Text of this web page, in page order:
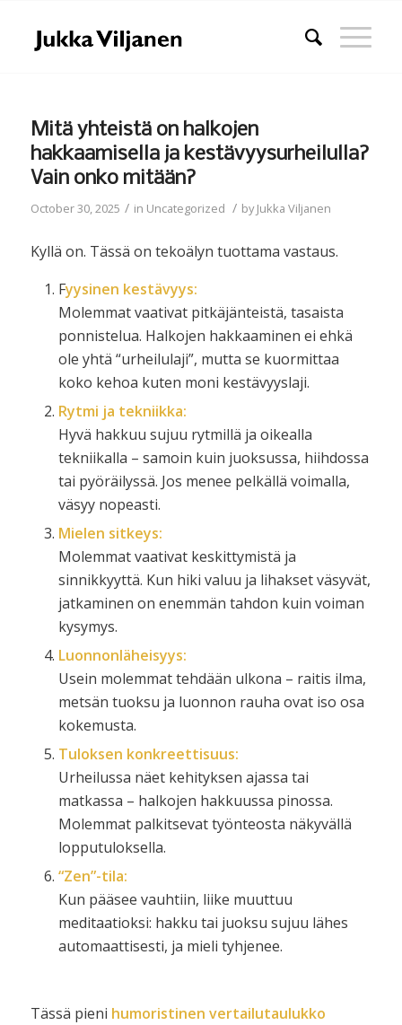
Mitä yhteistä on halkojen
hakkaamisella ja kestävyysurheilulla?
Vain onko mitään?
October 30, 2025 / in Uncategorized / byJukka Viljanen
Kyllä on. Tässä on tekoälyn tuottama vastaus.
Fyysinen kestävyys:
Molemmat vaativat pitkäjänteistä, tasaista
ponnistelua. Halkojen hakkaaminen ei ehkä
ole yhtä “urheilulaji”, mutta se kuormittaa
koko kehoa kuten moni kestävyyslaji.
Rytmi ja tekniikka:
Hyvä hakkuu sujuu rytmillä ja oikealla
tekniikalla – samoin kuin juoksussa, hiihdossa
tai pyöräilyssä. Jos menee pelkällä voimalla,
väsyy nopeasti.
Mielen sitkeys:
Molemmat vaativat keskittymistä ja
sinnikkyyttä. Kun hiki valuu ja lihakset väsyvät,
jatkaminen on enemmän tahdon kuin voiman
kysymys.
Luonnonläheisyys:
Usein molemmat tehdään ulkona – raitis ilma,
metsän tuoksu ja luonnon rauha ovat iso osa
kokemusta.
Tuloksen konkreettisuus:
Urheilussa näet kehityksen ajassa tai
matkassa – halkojen hakkuussa pinossa.
Molemmat palkitsevat työnteosta näkyvällä
lopputuloksella.
“Zen”-tila:
Kun pääsee vauhtiin, liike muuttuu
meditaatioksi: hakku tai juoksu sujuu lähes
automaattisesti, ja mieli tyhjenee.
Tässä pieni humoristinen vertailutaulukko